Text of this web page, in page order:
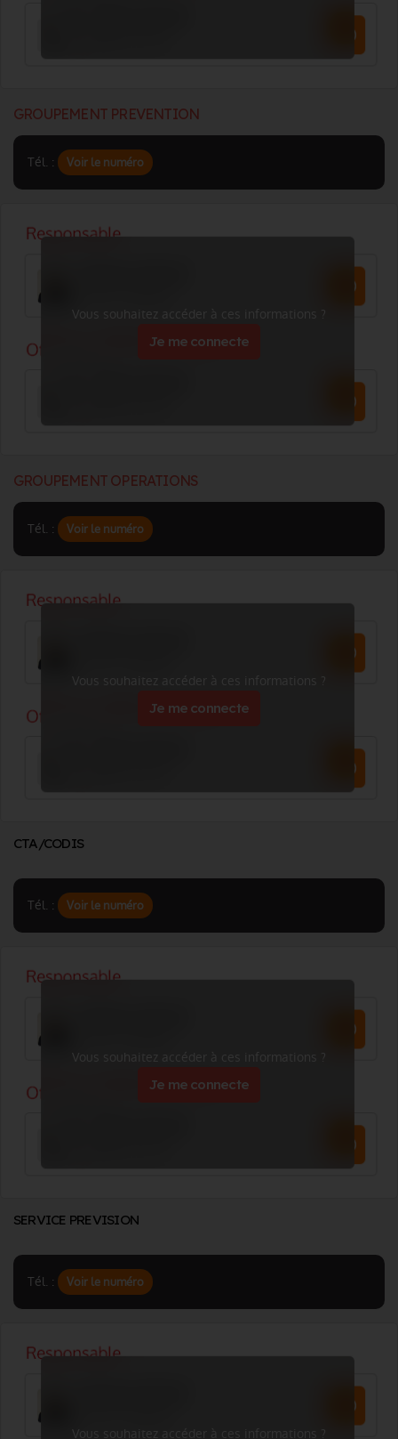
GROUPEMENT PREVENTION
Tél. : Voir le numéro
Vous souhaitez accéder à ces informations ?
Je me connecte
GROUPEMENT OPERATIONS
Tél. : Voir le numéro
Vous souhaitez accéder à ces informations ?
Je me connecte
CTA/CODIS
Tél. : Voir le numéro
Vous souhaitez accéder à ces informations ?
Je me connecte
SERVICE PREVISION
Tél. : Voir le numéro
Vous souhaitez accéder à ces informations ?